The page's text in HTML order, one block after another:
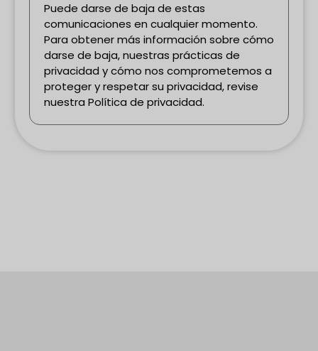
Puede darse de baja de estas
comunicaciones en cualquier momento.
Para obtener más información sobre cómo
darse de baja, nuestras prácticas de
privacidad y cómo nos comprometemos a
proteger y respetar su privacidad, revise
nuestra Política de privacidad.